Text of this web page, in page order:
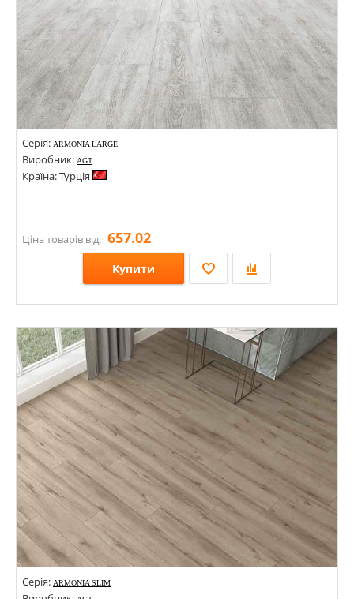
Серія: ARMONIA LARGE
Виробник: AGT
Країна: Турція
Ціна товарів від: 657.02
Купити
Розміри: 1380х246х8;
Стилі:
Кольори:
Серія: ARMONIA SLIM